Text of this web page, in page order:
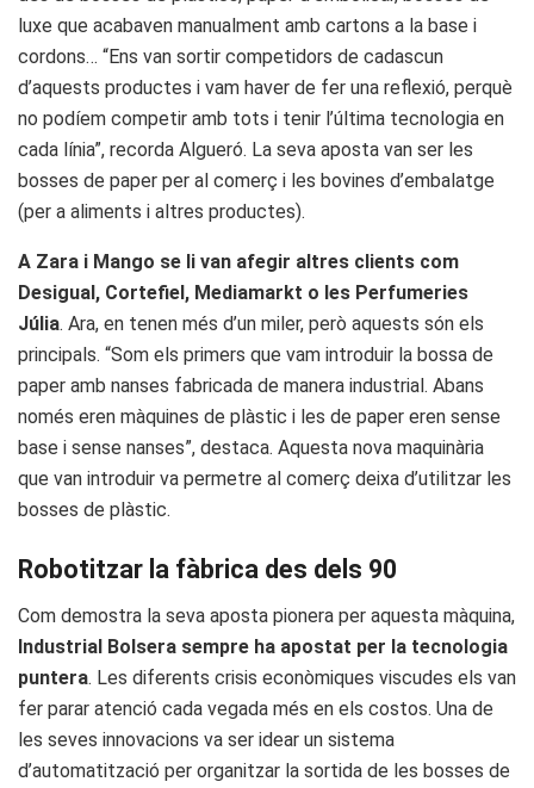
luxe que acabaven manualment amb cartons a la base i
cordons… “Ens van sortir competidors de cadascun
d’aquests productes i vam haver de fer una reflexió, perquè
no podíem competir amb tots i tenir l’última tecnologia en
cada línia”, recorda Algueró. La seva aposta van ser les
bosses de paper per al comerç i les bovines d’embalatge
(per a aliments i altres productes).
A Zara i Mango se li van afegir altres clients com
Desigual, Cortefiel, Mediamarkt o les Perfumeries
Júlia. Ara, en tenen més d’un miler, però aquests són els
principals. “Som els primers que vam introduir la bossa de
paper amb nanses fabricada de manera industrial. Abans
només eren màquines de plàstic i les de paper eren sense
base i sense nanses”, destaca. Aquesta nova maquinària
que van introduir va permetre al comerç deixa d’utilitzar les
bosses de plàstic.
Robotitzar la fàbrica des dels 90
Com demostra la seva aposta pionera per aquesta màquina,
Industrial Bolsera sempre ha apostat per la tecnologia
puntera. Les diferents crisis econòmiques viscudes els van
fer parar atenció cada vegada més en els costos. Una de
les seves innovacions va ser idear un sistema
d’automatització per organitzar la sortida de les bosses de